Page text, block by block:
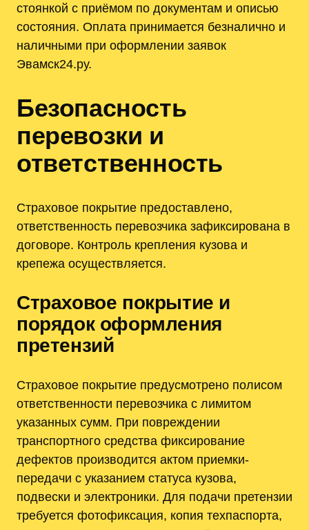
стоянкой с приёмом по документам и описью
состояния. Оплата принимается безналично и
наличными при оформлении заявок
Эвамск24.ру.
Безопасность
перевозки и
ответственность
Страховое покрытие предоставлено,
ответственность перевозчика зафиксирована в
договоре. Контроль крепления кузова и
крепежа осуществляется.
Страховое покрытие и
порядок оформления
претензий
Страховое покрытие предусмотрено полисом
ответственности перевозчика с лимитом
указанных сумм. При повреждении
транспортного средства фиксирование
дефектов производится актом приемки-
передачи с указанием статуса кузова,
подвески и электроники. Для подачи претензии
требуется фотофиксация, копия техпаспорта,